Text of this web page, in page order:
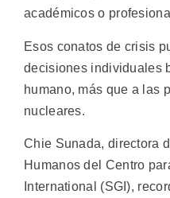
académicos o
Esos conatos de crisis
decisiones individuales
humano, más que a las
nucleares.
Chie Sunada, directora
Humanos del Centro
International (SGI),